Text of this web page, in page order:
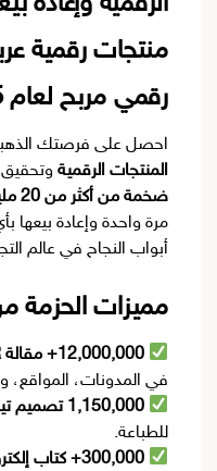
رقمي مربح لعام 2025)
احصل على فرصتك
المنتجات الرقمية وتحقيق
ضخمة من أكثر من 20 مليون منتج رقمي
مرة واحدة وإعادة
أبواب النجاح في عالم
مميزات الحزمة
12,000,000+ مقالة PLR
في المدونات، المواقع،
1,150,000 تصميم تيشيرت
للطباعة.
300,000+ كتاب إلكتروني